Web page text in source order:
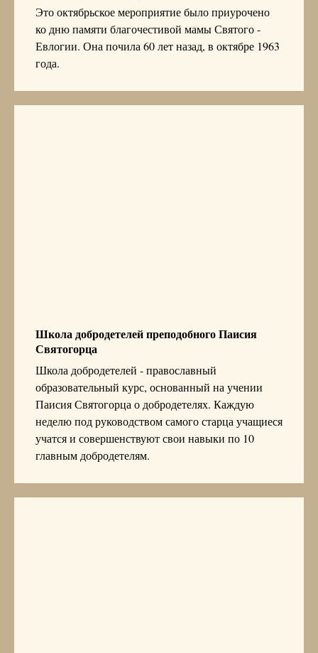
Это октябрьское мероприятие было приурочено
ко дню памяти благочестивой мамы Святого -
Евлогии. Она почила 60 лет назад, в октябре 1963
года.
Школа добродетелей преподобного Паисия
Святогорца
Школа добродетелей - православный
образовательный курс, основанный на учении
Паисия Святогорца о добродетелях. Каждую
неделю под руководством самого старца учащиеся
учатся и совершенствуют свои навыки по 10
главным добродетелям.